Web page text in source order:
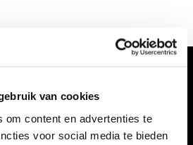
van cookies
om content en advertenties te
voor social media te bieden